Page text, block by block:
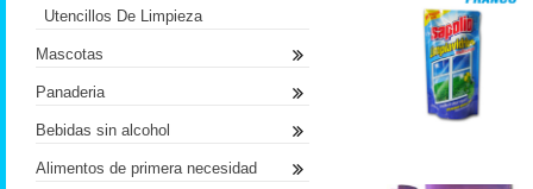
Utencillos De Limpieza
Mascotas
Panaderia
Bebidas sin alcohol
Alimentos de primera necesidad